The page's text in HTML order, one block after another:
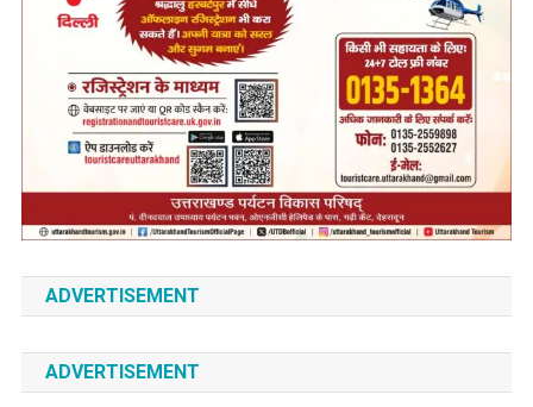
ADVERTISEMENT
ADVERTISEMENT